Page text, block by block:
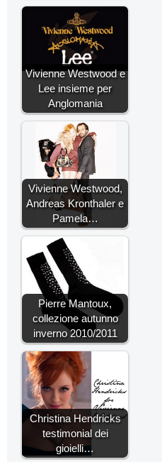
Vivienne Westwood e
Lee insieme per
Anglomania
Vivienne Westwood,
Andreas Kronthaler e
Pamela…
Pierre Mantoux,
collezione autunno
inverno 2010/2011
Christina Hendricks
testimonial dei
gioielli…